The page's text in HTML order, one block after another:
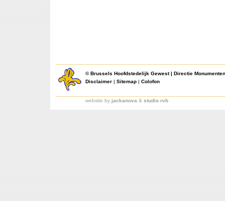
©Brussels Hoofdstedelijk Gewest| Directie
Disclaimer | Sitemap | Colofon
website by jackanova & studio rvb